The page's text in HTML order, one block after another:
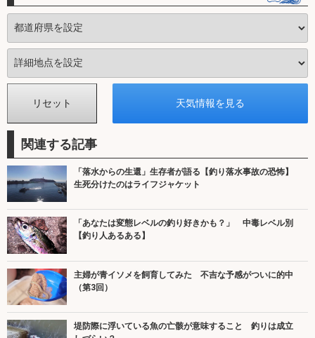
関連する記事
「落水からの生還」生存者が語る【釣り落水事故の恐怖】
生死分けたのはライフジャケット
「あなたは変態レベルの釣り好きかも？」 中毒レベル別
【釣り人あるある】
主婦が青イソメを飼育してみた 不吉な予感がついに的中
（第3回）
堤防際に浮いている魚の亡骸が意味すること 釣りは成立